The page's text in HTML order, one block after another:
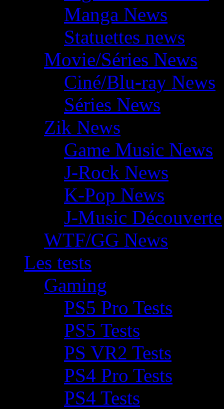
Manga News
Statuettes news
Movie/Séries News
Ciné/Blu-ray News
Séries News
Zik News
Game Music News
J-Rock News
K-Pop News
J-Music Découverte
WTF/GG News
Les tests
Gaming
PS5 Pro Tests
PS5 Tests
PS VR2 Tests
PS4 Pro Tests
PS4 Tests